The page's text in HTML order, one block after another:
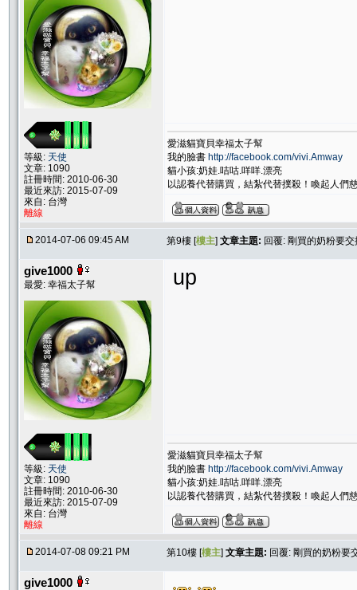
等級: 天使
文章: 1090
註冊時間: 2010-06-30
最近來訪: 2015-07-09
來自: 台灣
離線
愛滋貓寶貝幸福太子幫
我的臉書 http://facebook.com/vivi.Amway
貓小孩:奶娃.咭咕.咩咩.漂亮
以認養代替購買，結紮代替撲殺！喚起人們
2014-07-06 09:45 AM 第9樓 [樓主] 文章主題: 回覆: 剛買的奶粉要
give1000
最愛: 幸福太子幫
等級: 天使
文章: 1090
註冊時間: 2010-06-30
最近來訪: 2015-07-09
來自: 台灣
離線
up
愛滋貓寶貝幸福太子幫
我的臉書 http://facebook.com/vivi.Amway
貓小孩:奶娃.咭咕.咩咩.漂亮
以認養代替購買，結紮代替撲殺！喚起人們
2014-07-08 09:21 PM 第10樓 [樓主] 文章主題: 回覆: 剛買的奶粉要
give1000